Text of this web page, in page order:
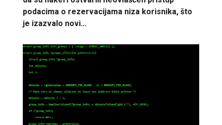
podacima o rezervacijama niza korisnika, što
je izazvalo novi…